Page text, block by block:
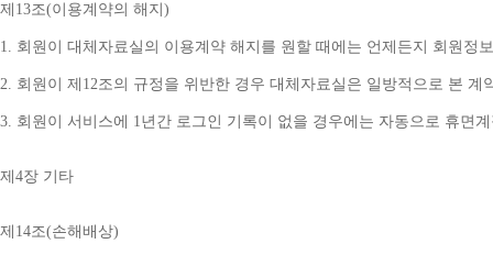
제 13조(이용계약의 해지 )
1. 회원이 대체자료실의 이용계약 해지를 원할 때에는 언제든지 회원정
2. 회원이 제 12조의 규정을 위반한 경우 대체자료실은 일방적으로 본 계
3. 회원이 서비스에 1년간 로그인 기록이 없을 경우에는 자동으로 휴면
제 4장 기타
제 14조(손해배상)